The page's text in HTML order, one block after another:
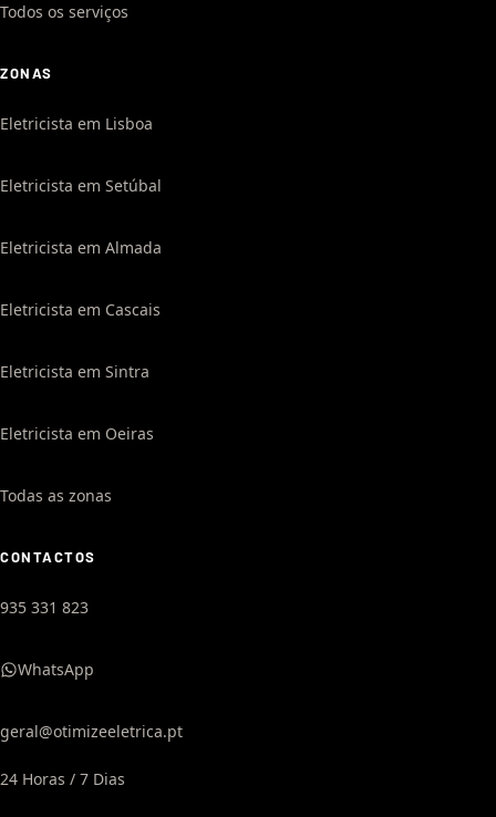
Todos os serviços
ZONAS
Eletricista em Lisboa
Eletricista em Setúbal
Eletricista em Almada
Eletricista em Cascais
Eletricista em Sintra
Eletricista em Oeiras
Todas as zonas
CONTACTOS
935 331 823
WhatsApp
geral@otimizeeletrica.pt
24 Horas / 7 Dias